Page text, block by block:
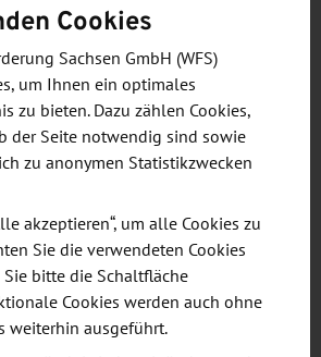
(BIP, nominal) in Milliarden
2020:
Cookies
Sachsen GmbH (WFS)
um Ihnen ein optimales
zu bieten. Dazu zählen Cookies,
der Seite notwendig sind sowie
zu anonymen Statistikzwecken
akzeptieren“, um alle Cookies zu
Sie die verwendeten Cookies
Sie bitte die Schaltfläche
Cookies werden auch ohne
weiterhin ausgeführt.